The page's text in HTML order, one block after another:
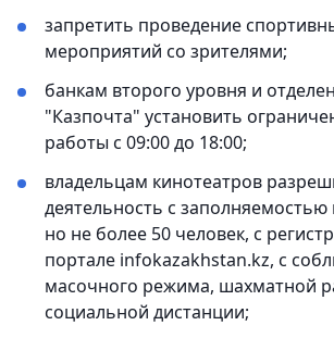
запретить проведение
мероприятий со зрителями;
банкам второго уровня и
"Казпочта" установить
работы с 09:00 до 18:00;
владельцам кинотеатров
деятельность с заполняемостью
но не более 50 человек, с
портале infokazakhstan.kz, с
масочного режима, шахматной
социальной дистанции;